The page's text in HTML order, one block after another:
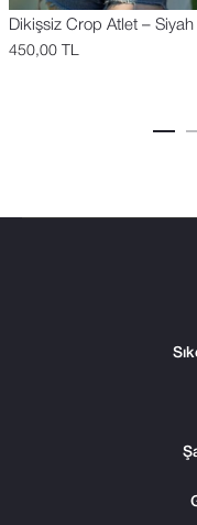
Dikişsiz Crop Atlet – Siyah
450,00 TL